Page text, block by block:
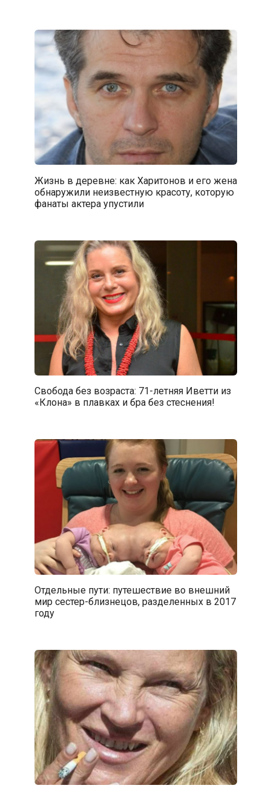
Жизнь в деревне: как Харитонов и его жена
обнаружили неизвестную красоту, которую
фанаты актера упустили
Свобода без возраста: 71-летняя Иветти из
«Клона» в плавках и бра без стеснения!
Отдельные пути: путешествие во внешний
мир сестер-близнецов, разделенных в 2017
году